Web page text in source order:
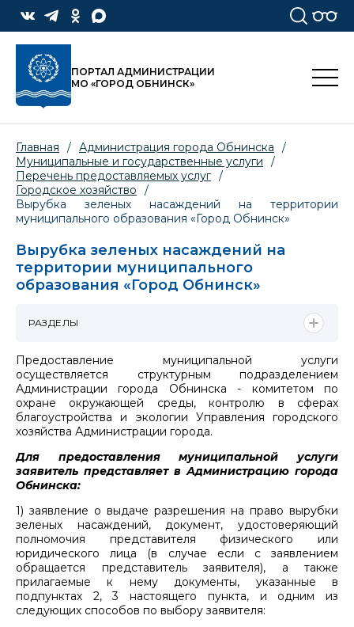
ПОРТАЛ АДМИНИСТРАЦИИ
МО «ГОРОД ОБНИНСК»
Главная / Администрация города Обнинска
/
Муниципальные и государственные услуги
/
Перечень предоставляемых услуг /
Городское хозяйство
/
Вырубка зеленых насаждений на территории
муниципального образования «Город Обнинск»
Вырубка зеленых насаждений на
территории муниципального
образования «Город Обнинск»
Предоставление муниципальной услуги
осуществляется структурным подразделением
Администрации города Обнинска - комитетом по
охране окружающей среды, контролю в сферах
благоустройства и экологии Управления городского
хозяйства Администрации города.
Для предоставления муниципальной услуги
заявитель представляет в Администрацию города
Обнинска:
1) заявление о выдаче разрешения на право вырубки
зеленых насаждений, документ, удостоверяющий
полномочия представителя физического или
юридического лица (в случае если с заявлением
обращается представитель заявителя), а также
прилагаемые к нему документы, указанные в
подпунктах 2, 3 настоящего пункта, и одним из
следующих способов по выбору заявителя:
РАЗДЕЛЫ